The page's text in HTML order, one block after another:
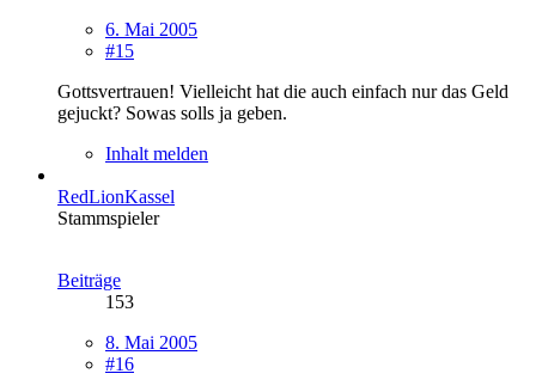
6. Mai 2005
#15
Gottsvertrauen! Vielleicht hat die auch einfach nur das Geld
gejuckt? Sowas solls ja geben.
Inhalt melden
RedLionKassel
Stammspieler
Beiträge
153
8. Mai 2005
#16